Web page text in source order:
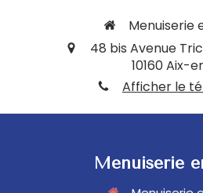
Menuiserie
48 bis Avenue
10160Aix-
Afficher le
Menuiserie